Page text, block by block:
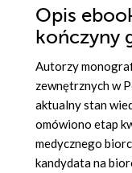
Opis
kończyny
Autorzy
zewnętrznych w
aktualny stan
omówiono etap
medycznego
kandydata na